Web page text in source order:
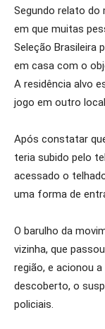
Segundo relato do
em que muitas
Seleção Brasileira
em casa com o
A residência alvo
jogo em outro
Após constatar
teria subido pelo
acessado o
uma forma de
O barulho da
vizinha, que
região, e acionou
descoberto, o
policiais.